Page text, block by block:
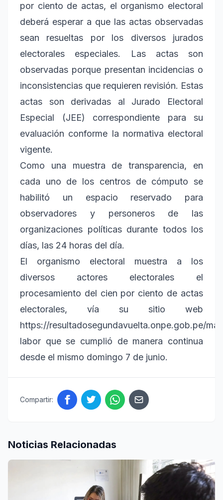
por ciento de actas, el organismo electoral
deberá esperar a que las actas observadas
sean resueltas por los diversos jurados
electorales especiales. Las actas son
observadas porque presentan incidencias o
inconsistencias que requieren revisión. Estas
actas son derivadas al Jurado Electoral
Especial (JEE) correspondiente para su
evaluación conforme la normativa electoral
vigente.
Como una muestra de transparencia, en
cada uno de los centros de cómputo se
habilitó un espacio reservado para
observadores y personeros de las
organizaciones políticas durante todos los
días, las 24 horas del día.
El organismo electoral muestra a los
diversos actores electorales el
procesamiento del cien por ciento de actas
electorales, vía su sitio web
https://resultadosegundavuelta.onpe.gob.pe/
labor que se cumplió de manera continua
desde el mismo domingo 7 de junio.
Compartir:
Noticias Relacionadas